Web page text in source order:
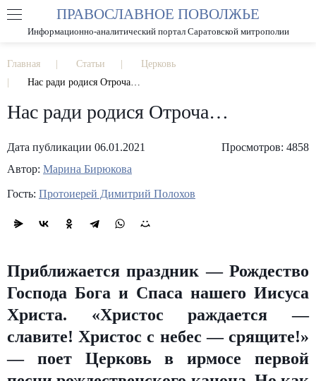
РАЗМЕР ШРИФТА А А
ПРАВОСЛАВНОЕ ПОВОЛЖЬЕ
Информационно-аналитический портал Саратовской митрополии
Главная Статьи
Церковь
Нас ради родися Отроча…
Нас ради родися Отроча…
Дата публикации 06.01.2021
Просмотров: 4858
Автор: Марина Бирюкова
Гость: Протоиерей Димитрий Полохов
Приближается праздник — Рождество
Господа Бога и Спаса нашего Иисуса
Христа. «Христос раждается —
славите! Христос с небес — срящите!»
— поет Церковь в ирмосе первой